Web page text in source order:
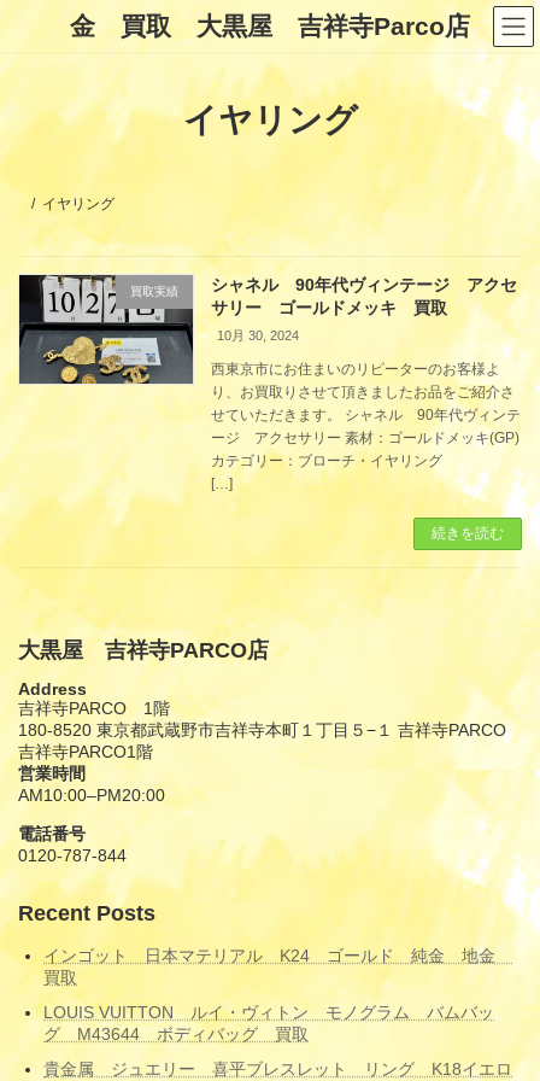
ン
キ
ッ
ー
に
移
金 買取 大黒屋 吉祥寺Parco店
イヤリング
イヤリング
買取実績
シャネル 90年代ヴィンテージ アクセ
サリー ゴールドメッキ 買取
10月 30, 2024
西東京市にお住まいのリピーターのお客様よ
り、お買取りさせて頂きましたお品をご紹介さ
せていただきます。 シャネル 90年代ヴィンテ
ージ アクセサリー 素材：ゴールドメッキ(GP)
カテゴリー：ブローチ・イヤリング
[…]
続きを読む
大黒屋 吉祥寺PARCO店
Address
吉祥寺PARCO 1階
180-8520 東京都武蔵野市吉祥寺本町１丁目５−１ 吉祥寺PARCO
吉祥寺PARCO1階
営業時間
AM10:00–PM20:00
電話番号
0120-787-844
Recent Posts
インゴット 日本マテリアル K24 ゴールド 純金 地金
買取
LOUIS VUITTON ルイ・ヴィトン モノグラム バムバッ
グ M43644 ボディバッグ 買取
貴金属 ジュエリー 喜平ブレスレット リング K18イエロ